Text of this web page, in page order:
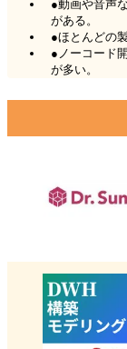
●動画や音声
がある。
●ほとんどの
●ノーコード
が多い。